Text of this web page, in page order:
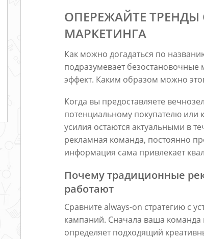
ОПЕРЕЖАЙТЕ
МАРКЕТИНГА
Как можно догадаться по
подразумевает
эффект. Каким образом можно
Когда вы предоставляете
потенциальному покупателю
усилия остаются актуальными в
рекламная команда, постоянно
информация сама привлекает
Почему традиционные
работают
Сравните always-on стратегию с
кампаний. Сначала ваша
определяет подходящий